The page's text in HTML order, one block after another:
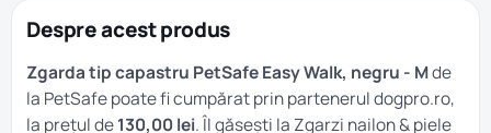
Despre acest produs
Zgarda tip capastru PetSafe Easy Walk, negru - Mde
la PetSafe poate fi cumpărat prin partenerul dogpro.ro,
la prețul de130,00 lei. Îl găsești la Zgarzi nailon & piele